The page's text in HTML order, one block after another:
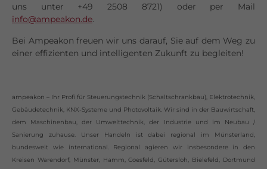
uns unter +49 2508 8721) oder per Mail
info@ampeakon.de.
Bei Ampeakon freuen wir uns darauf, Sie auf dem Weg zu
einer effizienten und intelligenten Zukunft zu begleiten!
ampeakon – Ihr Profi für Steuerungstechnik (Schaltschrankbau), Elektrotechnik,
Gebäudetechnik, KNX-Systeme und Photovoltaik. Wir sind in der Bauwirtschaft,
dem Maschinenbau, der Umwelttechnik, der Industrie und im Neubau /
Sanierung zuhause. Unser Handeln ist dabei regional im Münsterland,
bundesweit wie international. Regional agieren wir insbesondere in den
Kreisen Warendorf, Münster, Hamm, Coesfeld, Gütersloh, Bielefeld, Dortmund